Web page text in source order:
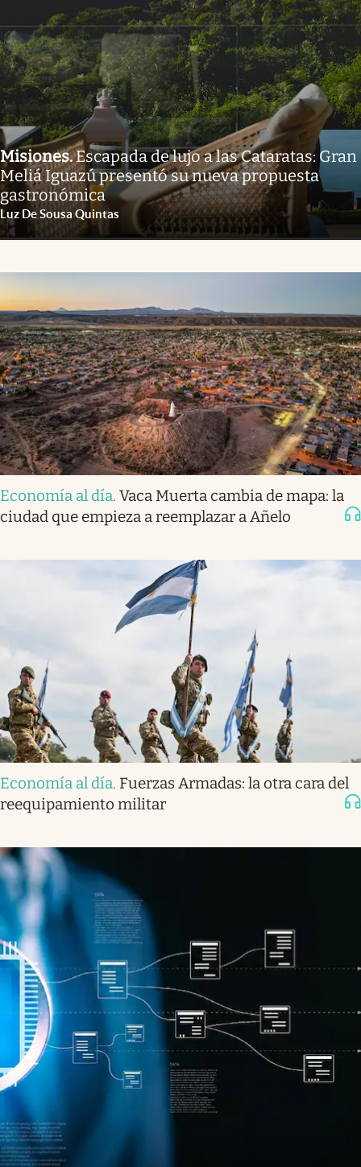
Misiones.Escapada de lujo a las Cataratas: Gran
Meliá Iguazú presentó su nueva propuesta
gastronómica
Luz De Sousa Quintas
Economía al día. Vaca Muerta cambia de mapa: la
ciudad que empieza a reemplazar a Añelo
Economía al día. Fuerzas Armadas: la otra cara del
reequipamiento militar